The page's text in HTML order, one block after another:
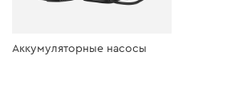
Аккумуляторные насосы